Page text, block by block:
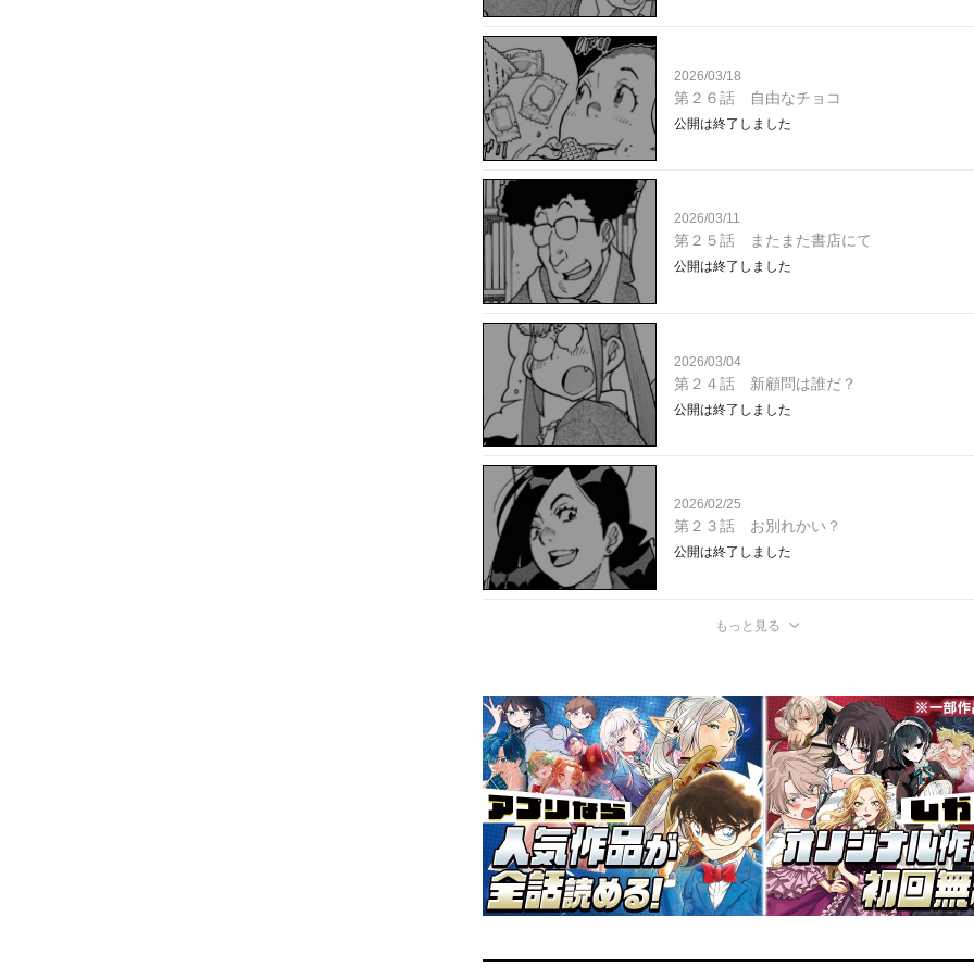
2026/03/18
第２６話 自由なチョコ
公開は終了しました
2026/03/11
第２５話 またまた書店にて
公開は終了しました
2026/03/04
第２４話 新顧問は誰だ？
公開は終了しました
2026/02/25
第２３話 お別れかい？
公開は終了しました
もっと見る